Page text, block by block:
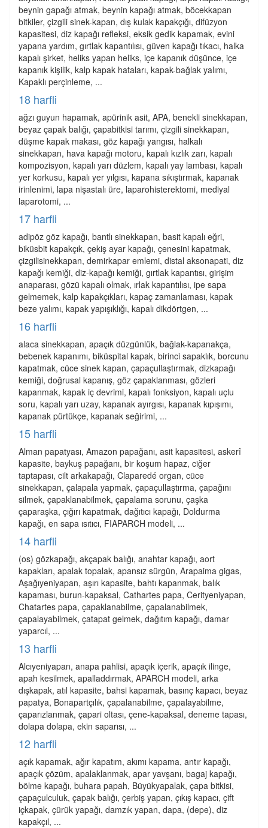
beynin gapağı atmak, beynin kapağı atmak, böcekkapan
bitkiler, çizgili sinek-kapan, dış kulak kapakçığı, difüzyon
kapasitesi, diz kapağı refleksi, eksik gedik kapamak, evini
yapana yardım, gırtlak kapantılısı, güven kapağı tıkacı, halka
kapalı şirket, heliks yapan heliks, içe kapanık düşünce, içe
kapanık kişilik, kalp kapak hataları, kapak-bağlak yalımı,
Kapaklı perçinleme, ...
18 harfli
ağzı guyun hapamak, apürinik asit, APA, benekli sinekkapan,
beyaz çapak balığı, çapabitkisi tarımı, çizgili sinekkapan,
düşme kapak makası, göz kapağı yangısı, halkalı
sinekkapan, hava kapağı motoru, kapalı kızlık zarı, kapalı
kompozisyon, kapalı yarı düzlem, kapalı yay lambası, kapalı
yer korkusu, kapalı yer yılgısı, kapana sıkıştırmak, kapanak
irinlenimi, lapa nişastalı üre, laparohisterektomi, mediyal
laparotomi, ...
17 harfli
adipöz göz kapağı, bantlı sinekkapan, basit kapalı eğri,
biküsbit kapakçık, çekiş ayar kapağı, çenesini kapatmak,
çizgilisinekkapan, demirkapar emlemi, distal aksonapati, diz
kapağı kemiği, diz-kapağı kemiği, gırtlak kapantısı, girişim
anaparası, gözü kapalı olmak, ırlak kapantılısı, ipe sapa
gelmemek, kalp kapakçıkları, kapaç zamanlaması, kapak
beze yalımı, kapak yapışıklığı, kapalı dikdörtgen, ...
16 harfli
alaca sinekkapan, apaçık düzgünlük, bağlak-kapanakça,
bebenek kapanımı, biküspital kapak, birinci sapaklık, borcunu
kapatmak, cüce sinek kapan, çapaçullaştırmak, dizkapağı
kemiği, doğrusal kapanış, göz çapaklanması, gözleri
kapanmak, kapak iç devrimi, kapalı fonksiyon, kapalı uçlu
soru, kapalı yarı uzay, kapanak ayırgısı, kapanak kıpışımı,
kapanak pürtükçe, kapanak seğirimi, ...
15 harfli
Alman papatyası, Amazon papağanı, asit kapasitesi, askerî
kapasite, baykuş papağanı, bir koşum hapaz, ciğer
taptapası, cilt arkakapağı, Claparedé organ, cüce
sinekkapan, çalapala yapmak, çapaçullaştırma, çapağını
silmek, çapaklanabilmek, çapalama sorunu, çaşka
çaparaşka, çığırı kapatmak, dağıtıcı kapağı, Doldurma
kapağı, en sapa ısıtıcı, FIAPARCH modeli, ...
14 harfli
(os) gözkapağı, akçapak balığı, anahtar kapağı, aort
kapakları, apalak topalak, apansız sürgün, Arapaima gigas,
Aşağıyeniyapan, aşırı kapasite, bahtı kapanmak, balık
kapaması, burun-kapaksal, Cathartes papa, Cerityeniyapan,
Chatartes papa, çapaklanabilme, çapalanabilmek,
çapalayabilmek, çatapat gelmek, dağıtım kapağı, damar
yaparcıl, ...
13 harfli
Alcıyeniyapan, anapa pahlisi, apaçık içerik, apaçık ilinge,
apah kesilmek, apalladdırmak, APARCH modeli, arka
dışkapak, atıl kapasite, bahsi kapamak, basınç kapacı, beyaz
papatya, Bonapartçılık, çapalanabilme, çapalayabilme,
çaparızlanmak, çapari oltası, çene-kapaksal, deneme tapası,
dolapa dolapa, ekin saparısı, ...
12 harfli
açık kapamak, ağır kapatım, akımı kapama, antır kapağı,
apaçık çözüm, apalaklanmak, apar yavşanı, bagaj kapağı,
bölme kapağı, buhara papah, Büyükyapalak, çapa bitkisi,
çapaçulculuk, çapak balığı, çerbiş yapan, çıkış kapacı, çift
içkapak, çürük yapağı, damzık yapan, dapa, (depe), diz
kapakçıl, ...